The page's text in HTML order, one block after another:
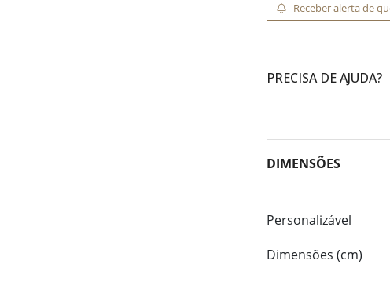
Receber alerta de
PRECISA DE AJUDA?
DIMENSÕES
Personalizável
Dimensões (cm)